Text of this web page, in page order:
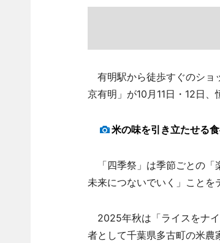
有明駅から徒歩すぐのショ
京有明」が10月11日・12日、
米の味を引き立たせる
「四季祭」は季節ごとの「
未来につないでいく」ことを
2025年秋は「ライスをナ
者として千葉県多古町の米農